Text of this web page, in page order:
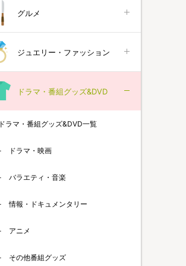
グルメ
ジュエリー・ファッション
ドラマ・番組グッズ&DVD
ドラマ・番組グッズ&DVD一覧
ドラマ・映画
バラエティ・音楽
情報・ドキュメンタリー
アニメ
その他番組グッズ